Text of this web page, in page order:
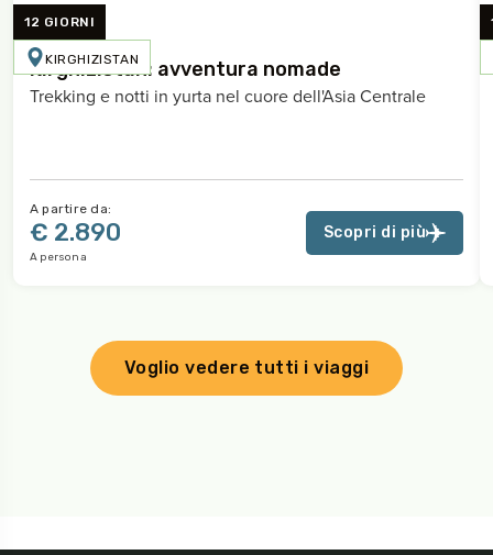
12 GIORNI
KIRGHIZISTAN
Kirghizistan: avventura nomade
Trekking e notti in yurta nel cuore dell'Asia Centrale
A partire da:
€ 2.890
A persona
Scopri di più
Voglio vedere tutti i viaggi